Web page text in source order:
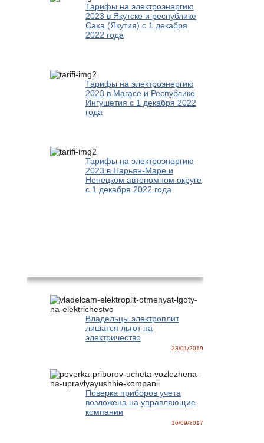
Тарифы на электроэнергию
2023 в Якутске и республике
Саха (Якутия) с 1 декабря
2022 года
Тарифы на электроэнергию
2023 в Магасе и Республике
Ингушетия с 1 декабря 2022
года
Тарифы на электроэнергию
2023 в Нарьян-Маре и
Ненецком автономном округе
с 1 декабря 2022 года
Владельцы электроплит
лишатся льгот на
электричество
23/01/2019
Поверка приборов учета
возложена на управляющие
компании
16/09/2017